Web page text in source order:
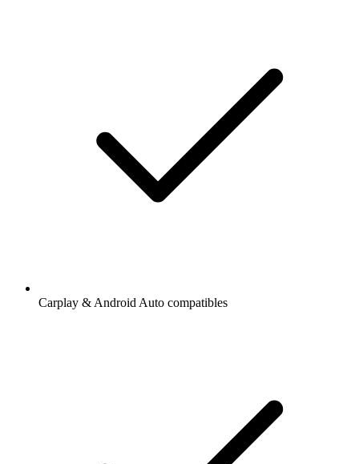
Carplay & Android Auto compatibles